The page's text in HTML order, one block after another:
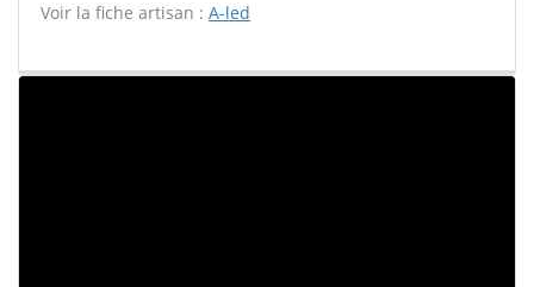
Voir la fiche artisan : A-led